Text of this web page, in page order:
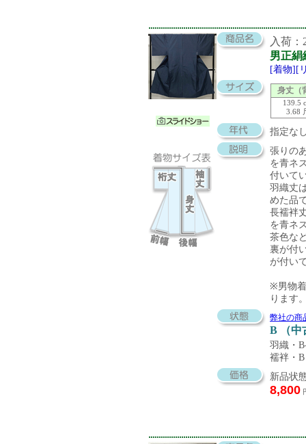
入荷：
男正絹
[着物][
身丈（
139.5
3.68
指定な
張りの
を青ネ
付いて
羽織丈
めた品
長襦袢
を青ネ
茶色な
裏が付
が付い
※男物
ります
弊社の商
B （中
羽織・
襦袢・B
新品状
8,800